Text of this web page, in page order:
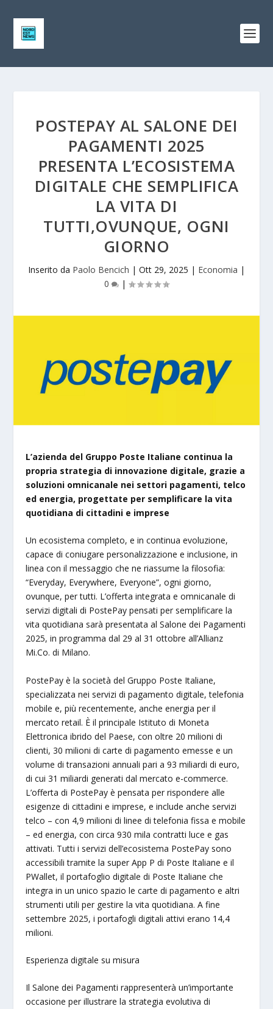
POSTEPAY AL SALONE DEI
PAGAMENTI 2025
PRESENTA L’ECOSISTEMA
DIGITALE CHE SEMPLIFICA
LA VITA DI
TUTTI,OVUNQUE, OGNI
GIORNO
Inserito da Paolo Bencich | Ott 29, 2025 | Economia |
0
|
L’azienda del Gruppo Poste Italiane continua la
propria strategia di innovazione digitale, grazie a
soluzioni omnicanale nei settori pagamenti, telco
ed energia, progettate per semplificare la vita
quotidiana di cittadini e imprese
Un ecosistema completo, e in continua evoluzione,
capace di coniugare personalizzazione e inclusione, in
linea con il messaggio che ne riassume la filosofia:
“Everyday, Everywhere, Everyone”, ogni giorno,
ovunque, per tutti. L’offerta integrata e omnicanale di
servizi digitali di PostePay pensati per semplificare la
vita quotidiana sarà presentata al Salone dei Pagamenti
2025, in programma dal 29 al 31 ottobre all’Allianz
Mi.Co. di Milano.
PostePay è la società del Gruppo Poste Italiane,
specializzata nei servizi di pagamento digitale, telefonia
mobile e, più recentemente, anche energia per il
mercato retail. È il principale Istituto di Moneta
Elettronica ibrido del Paese, con oltre 20 milioni di
clienti, 30 milioni di carte di pagamento emesse e un
volume di transazioni annuali pari a 93 miliardi di euro,
di cui 31 miliardi generati dal mercato e-commerce.
L’offerta di PostePay è pensata per rispondere alle
esigenze di cittadini e imprese, e include anche servizi
telco – con 4,9 milioni di linee di telefonia fissa e mobile
– ed energia, con circa 930 mila contratti luce e gas
attivati. Tutti i servizi dell’ecosistema PostePay sono
accessibili tramite la super App P di Poste Italiane e il
PWallet, il portafoglio digitale di Poste Italiane che
integra in un unico spazio le carte di pagamento e altri
strumenti utili per gestire la vita quotidiana. A fine
settembre 2025, i portafogli digitali attivi erano 14,4
milioni.
Esperienza digitale su misura
Il Salone dei Pagamenti rappresenterà un’importante
occasione per illustrare la strategia evolutiva di